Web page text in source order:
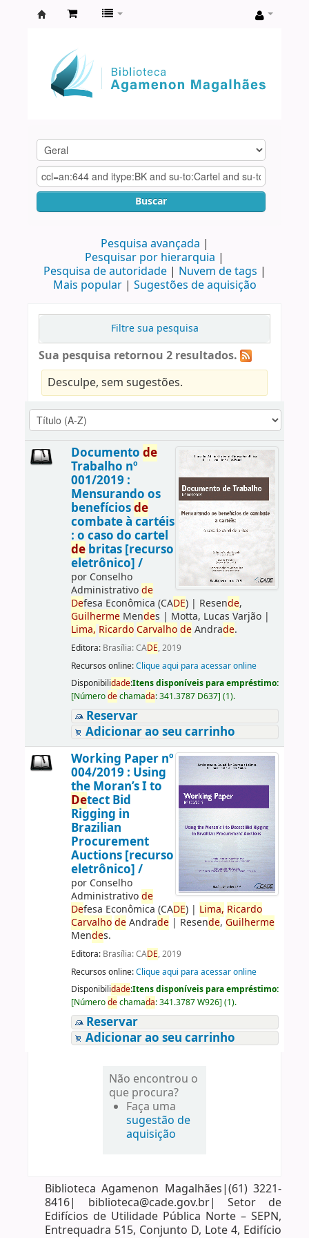
Agamenon
Magalhães
Buscar
Pesquisa avançada
Pesquisar por hierarquia
Pesquisa de autoridade
Nuvem de tags
Mais popular
Sugestões de aquisição
Filtre sua pesquisa
Sua pesquisa retornou 2 resultados.
Desculpe, sem sugestões.
Documento de
Trabalho nº
001/2019 :
Mensurando os
benefíciosde
combate à cartéis
: o caso do cartel
debritas [recurso
eletrônico] /
por Conselho
Administrativode
Defesa Econômica (CADE)| Resende,
GuilhermeMendes | Motta, Lucas Varjão|
Lima, Ricardo Carvalho deAndrade.
Editora: Brasília: CADE, 2019
Recursos online:Clique aqui para acessar online
Disponibilidade:Itens disponíveis para empréstimo:
[Númerodechamada:341.3787 D637] (1).
Reservar
Adicionar ao seu carrinho
Working Paper nº
004/2019 : Using
the Moran’s I to
Detect Bid
Rigging in
Brazilian
Procurement
Auctions [recurso
eletrônico] /
por Conselho
Administrativode
Defesa Econômica (CADE)| Lima, Ricardo
Carvalho deAndrade| Resende, Guilherme
Mendes.
Editora: Brasília: CADE, 2019
Recursos online:Clique aqui para acessar online
Disponibilidade:Itens disponíveis para empréstimo:
[Númerodechamada:341.3787 W926] (1).
Reservar
Adicionar ao seu carrinho
Não encontrou o
que procura?
Faça uma
sugestão de
aquisição
Biblioteca Agamenon Magalhães|(61) 3221-
8416| biblioteca@cade.gov.br| Setor de
Edifícios de Utilidade Pública Norte – SEPN,
Entrequadra 515, Conjunto D, Lote 4, Edifício